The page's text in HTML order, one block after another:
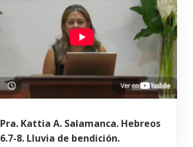
Pra. Kattia A. Salamanca. Hebreos
6.7-8. Lluvia de bendición.